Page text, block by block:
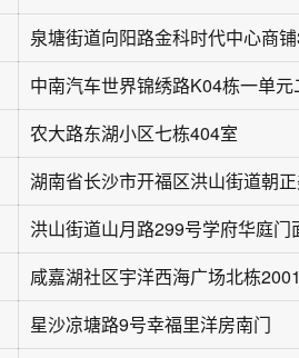
泉塘街道向阳路金科时代中心商
农大路东湖小区七栋404室
咸嘉湖社区宇洋西海广场北栋
星沙凉塘路9号幸福里洋房南门